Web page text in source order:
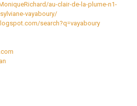
au-clair-de-la-plume-n1-
vayaboury/
search?q=vayaboury